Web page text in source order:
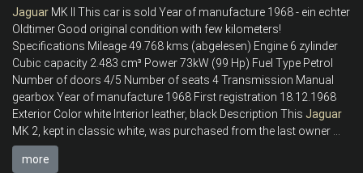
Jaguar MK II This car is sold Year of manufacture 1968 - ein echter
Oldtimer Good original condition with few kilometers!
Specifications Mileage 49.768 kms (abgelesen) Engine 6 zylinder
Cubic capacity 2.483 cm³ Power 73kW (99 Hp) Fuel Type Petrol
Number of doors 4/5 Number of seats 4 Transmission Manual
gearbox Year of manufacture 1968 First registration 18.12.1968
Exterior Color white Interior leather, black Description This Jaguar
MK 2, kept in classic white, was purchased from the last owner ...
more